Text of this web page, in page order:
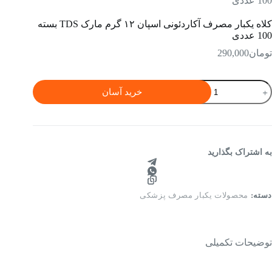
کلاه یکبار مصرف آکاردئونی اسپان ۱۲ گرم مارک TDS بسته
100 عددی
تومان290,000
کلاه
یکبار
مصرف
گرم
100
خرید آسان
به اشتراک بگذارید
دسته: محصولات یکبار مصرف پزشکی
توضیحات تکمیلی